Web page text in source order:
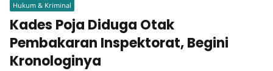
Hukum & Kriminal
Kades Poja Diduga Otak
Pembakaran Inspektorat, Begini
Kronologinya